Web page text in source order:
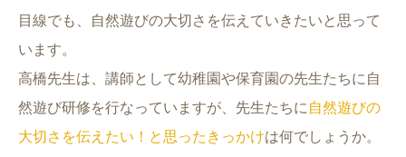
目線でも、自然遊びの大切さを伝えていきたいと思って
います。
高橋先生は、講師として幼稚園や保育園の先生たちに自
然遊び研修を行なっていますが、先生たちに 自然遊びの
大切さを伝えたい！と思ったきっかけは何でしょうか。